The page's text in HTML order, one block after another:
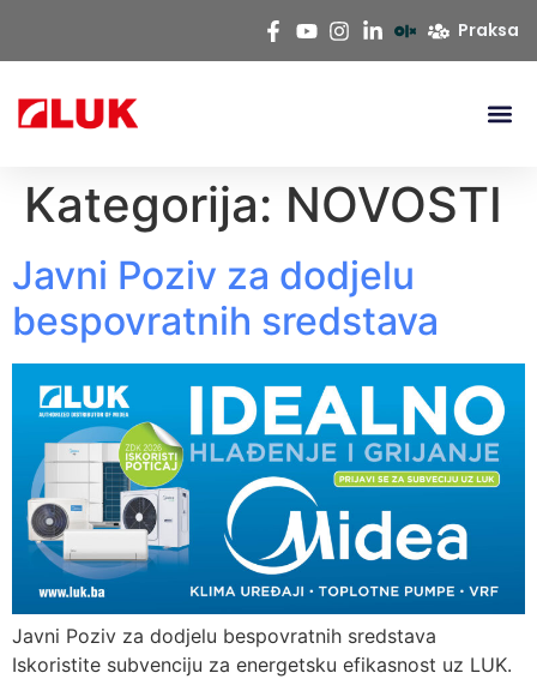
Praksa
Kategorija: NOVOSTI
Javni Poziv za dodjelu
bespovratnih sredstava
Javni Poziv za dodjelu bespovratnih sredstava
Iskoristite subvenciju za energetsku efikasnost uz LUK.